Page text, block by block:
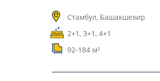
Стамбул, Башакшехир
2+1, 3+1, 4+1
92-184 м²